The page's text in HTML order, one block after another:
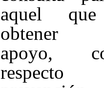
aquel que
obtener
apoyo,